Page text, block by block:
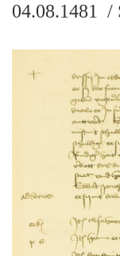
04.08.1481 /